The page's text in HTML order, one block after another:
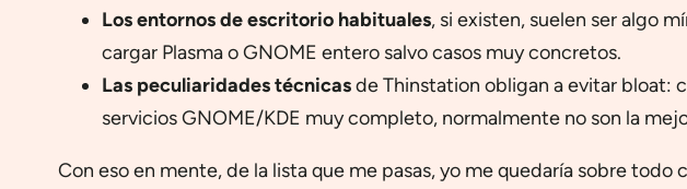
Los entornos de escritorio habituales, si existen, suelen ser algo
cargar Plasma o GNOME entero salvo casos muy concretos.
Las peculiaridades técnicasde Thinstation obligan a evitar bloat:
servicios GNOME/KDE muy completo, normalmente no son la
Con eso en mente, de la lista que me pasas, yo me quedaría sobre todo